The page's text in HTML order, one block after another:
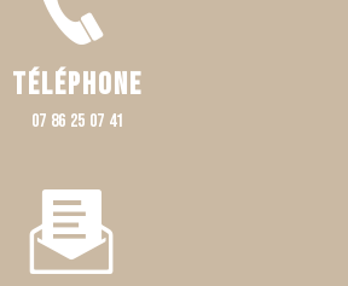
Téléphone
07 86 25 07 41